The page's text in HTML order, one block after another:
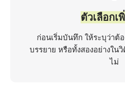
ตัวเลือกเ
ก่อนเริ่มบันทึก ให้ระบุว่าต้อ
บรรยาย หรือทั้งสองอย่างใ
ไม่